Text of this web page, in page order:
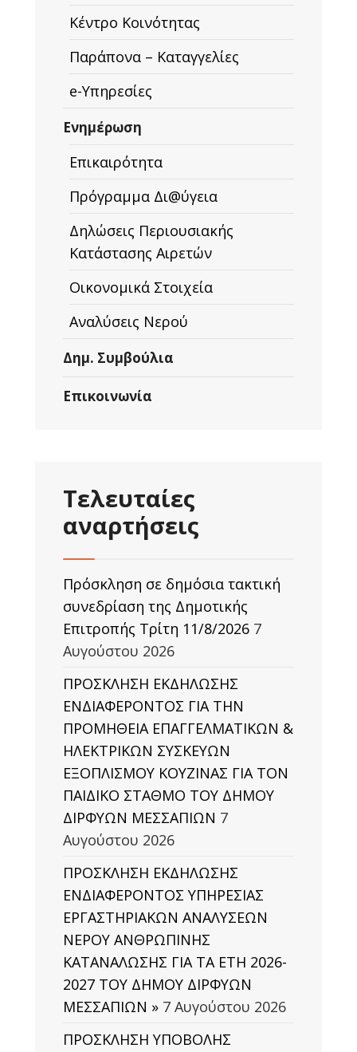
Κέντρο Κοινότητας
Παράπονα – Καταγγελίες
e-Υπηρεσίες
Ενημέρωση
Επικαιρότητα
Πρόγραμμα Δι@ύγεια
Δηλώσεις Περιουσιακής
Κατάστασης Αιρετών
Οικονομικά Στοιχεία
Αναλύσεις Νερού
Δημ. Συμβούλια
Επικοινωνία
Τελευταίες
αναρτήσεις
Πρόσκληση σε δημόσια τακτική
συνεδρίαση της Δημοτικής
Επιτροπής Τρίτη 11/8/2026 7
Αυγούστου 2026
ΠΡΟΣΚΛΗΣΗ ΕΚΔΗΛΩΣΗΣ
ΕΝΔΙΑΦΕΡΟΝΤΟΣ ΓΙΑ ΤΗΝ
ΠΡΟΜΗΘΕΙΑ ΕΠΑΓΓΕΛΜΑΤΙΚΩΝ &
ΗΛΕΚΤΡΙΚΩΝ ΣΥΣΚΕΥΩΝ
ΕΞΟΠΛΙΣΜΟΥ ΚΟΥΖΙΝΑΣ ΓΙΑ ΤΟΝ
ΠΑΙΔΙΚΟ ΣΤΑΘΜΟ ΤΟΥ ΔΗΜΟΥ
ΔΙΡΦΥΩΝ ΜΕΣΣΑΠΙΩΝ 7
Αυγούστου 2026
ΠΡΟΣΚΛΗΣΗ ΕΚΔΗΛΩΣΗΣ
ΕΝΔΙΑΦΕΡΟΝΤΟΣ ΥΠΗΡΕΣΙΑΣ
ΕΡΓΑΣΤΗΡΙΑΚΩΝ ΑΝΑΛΥΣΕΩΝ
ΝΕΡΟΥ ΑΝΘΡΩΠΙΝΗΣ
ΚΑΤΑΝΑΛΩΣΗΣ ΓΙΑ ΤΑ ΕΤΗ 2026-
2027 ΤΟΥ ΔΗΜΟΥ ΔΙΡΦΥΩΝ
ΜΕΣΣΑΠΙΩΝ » 7 Αυγούστου 2026
ΠΡΟΣΚΛΗΣΗ ΥΠΟΒΟΛΗΣ